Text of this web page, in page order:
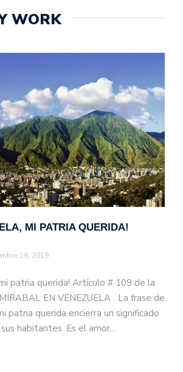
WORK
MI PATRIA QUERIDA!
18, 2019
patria querida! Artículo # 109 de la
EN VENEZUELA La frase de
patria querida encierra un significado
habitantes. Es el amor…